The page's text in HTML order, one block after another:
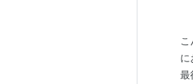
に
最